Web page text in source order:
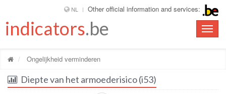
NL Other official information and services:
Toggle
indicators.be
Ongelijkheid verminderen
Diepte van het armoederisico (i53)